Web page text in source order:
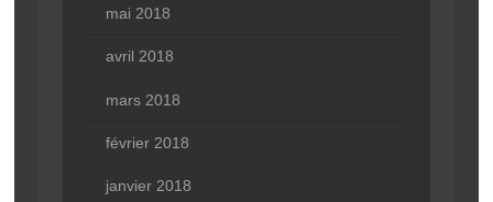
mai 2018
avril 2018
mars 2018
février 2018
janvier 2018